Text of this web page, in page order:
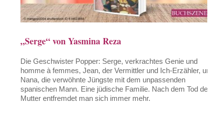
„Serge“ von Yasmina Reza
Die Geschwister Popper: Serge, verkrachtes Genie und
homme à femmes, Jean, der Vermittler und Ich-Erzähler, und
Nana, die verwöhnte Jüngste mit dem unpassenden
spanischen Mann. Eine jüdische Familie. Nach dem Tod der
Mutter entfremdet man sich immer mehr.